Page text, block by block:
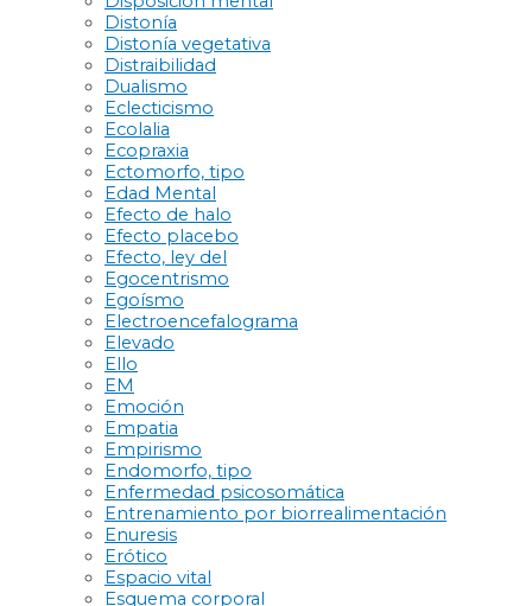
Distonía
Distonía vegetativa
Distraibilidad
Dualismo
Eclecticismo
Ecolalia
Ecopraxia
Ectomorfo, tipo
Edad Mental
Efecto de halo
Efecto placebo
Efecto, ley del
Egocentrismo
Egoísmo
Electroencefalograma
Elevado
Ello
EM
Emoción
Empatia
Empirismo
Endomorfo, tipo
Enfermedad psicosomática
Entrenamiento por biorrealimentación
Enuresis
Erótico
Espacio vital
Esquema corporal